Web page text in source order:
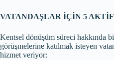
VATANDAŞLAR İÇİN 5
Kentsel dönüşüm süreci hakkında
görüşmelerine katılmak isteyen
hizmet veriyor: